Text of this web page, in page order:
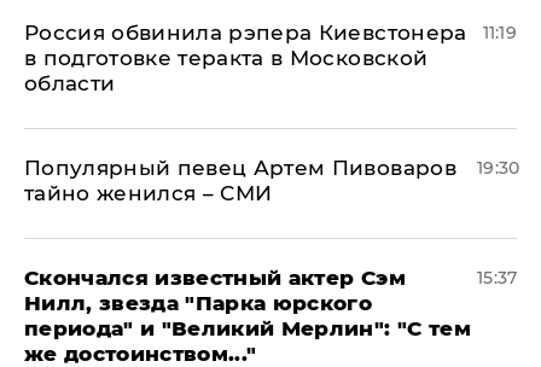
Россия обвинила рэпера Киевстонера
в подготовке теракта в Московской
области
11:19
Популярный певец Артем Пивоваров
тайно женился – СМИ
19:30
Скончался известный актер Сэм
Нилл, звезда "Парка юрского
периода" и "Великий Мерлин": "С тем
же достоинством..."
15:37